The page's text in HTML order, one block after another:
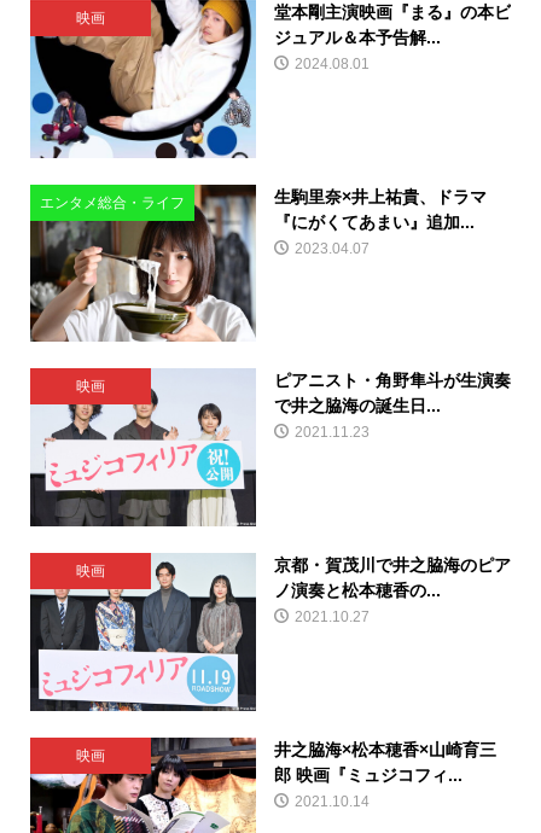
映画
堂本剛主演映画『まる』の本ビ
ジュアル＆本予告解...
2024.08.01
エンタメ総合・ライフ
生駒里奈×井上祐貴、ドラマ
『にがくてあまい』追加...
2023.04.07
映画
ピアニスト・角野隼斗が生演奏
で井之脇海の誕生日...
2021.11.23
映画
京都・賀茂川で井之脇海のピア
ノ演奏と松本穂香の...
2021.10.27
映画
井之脇海×松本穂香×山崎育三
郎 映画『ミュジコフィ...
2021.10.14